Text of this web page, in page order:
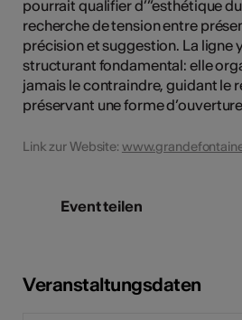
pourrait qualifier d’”esthétique
recherche de tension entre
précision et suggestion. La ligne
structurant fondamental: elle
jamais le contraindre, guidant le
préservant une forme
Link zur Website:
Event teilen
Veranstaltungsdaten